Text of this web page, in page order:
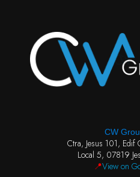
CW
Ctra, Jesus 101, Edif
Local 5, 07819
📍View on